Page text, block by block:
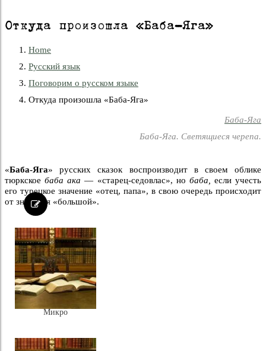
Откуда произошла «Баба-Яга»
Home
Русский язык
Поговорим о русском языке
Откуда произошла «Баба-Яга»
Баба-Яга
Баба-Яга. Светящиеся черепа.
«Баба-Яга» русских сказок воспроизводит в своем облике
тюркскоебаба ака— «старец-седовлас», но баба, если учесть
его турецкое значение «отец, папа», в свою очередь происходит
от значения «большой».
Микро